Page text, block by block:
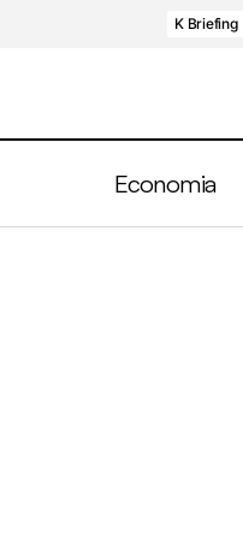
K Briefing
Economia